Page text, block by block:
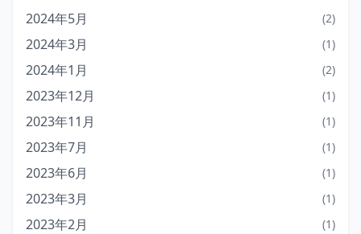
2024年5月 (2)
2024年3月 (1)
2024年1月 (2)
2023年12月 (1)
2023年11月 (1)
2023年7月 (1)
2023年6月 (1)
2023年3月 (1)
2023年2月 (1)